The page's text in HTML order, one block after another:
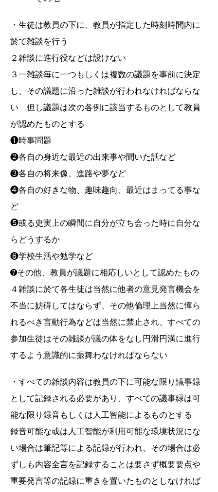
・生徒は教員の下に、教員が指定した時刻時間内に
於て雑談を行う
２雑談に進行役などは設けない
３一雑談毎に一つもしくは複数の議題を事前に決定
し、その議題に沿った雑談が行われなければならな
い 但し議題は次の各例に該当するものとして教員
が認めたものとする
❶時事問題
❷各自の身近な最近の出来事や聞いた話など
❸各自の将来像、進路や夢など
❹各自の好きな物、趣味趣向、最近はまってる事な
ど
❺或る史実上の瞬間に自分が立ち会った時に自分な
らどうするか
❻学校生活や勉学など
➐その他、教員が議題に相応しいとして認めたもの
４雑談に於て各生徒は当然に他者の意見発言機会を
不当に妨碍してはならず、その他倫理上当然に憚ら
れるべき言動行為などは当然に禁止され、すべての
参加生徒はその雑談が議の体をなし円滑円満に進行
するよう意識的に振舞わなければならない
・すべての雑談内容は教員の下に可能な限り議事録
として記録される必要があり、すべての議事緑は可
能な限り録音もしくは人工智能によるものとする
録音可能な或は人工智能が利用可能な環境状況にな
い場合は筆記等による記録が行われ、その場合は必
ずしも内容全言を記録することは要さず概要要点や
重要発言等の記録に重きを置いたものとしなければ